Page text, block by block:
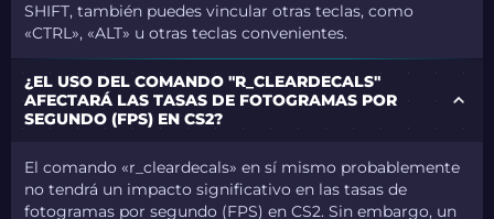
SHIFT, también puedes vincular otras teclas, como
«CTRL», «ALT» u otras teclas convenientes.
¿EL USO DEL COMANDO "R_CLEARDECALS"
AFECTARÁ LAS TASAS DE FOTOGRAMAS POR
SEGUNDO (FPS) EN CS2?
El comando «r_cleardecals» en sí mismo probablemente
no tendrá un impacto significativo en las tasas de
fotogramas por segundo (FPS) en CS2. Sin embargo, un